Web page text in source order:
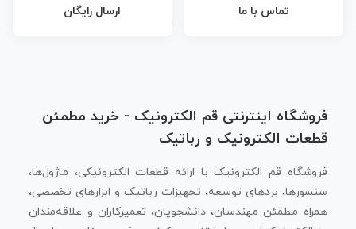
تماس با ما ارسال رایگان
فروشگاه اینترنتی قم الکترونیک - خرید مطمئن
قطعات الکترونیک و رباتیک
فروشگاه قم الکترونیک با ارائه قطعات الکترونیکی، ماژول‌ها،
سنسورها، بردهای توسعه، تجهیزات رباتیک و ابزارهای تخصصی،
همراه مطمئن مهندسان، دانشجویان، تعمیرکاران و علاقه‌مندان